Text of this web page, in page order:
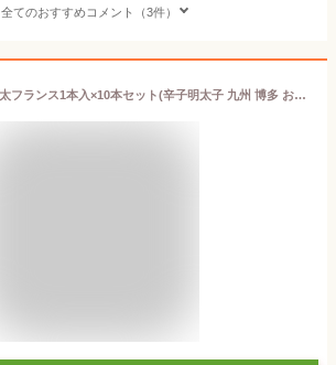
全てのおすすめコメント（3件）
やまや 冷凍明太フランス1本入×10本セット(辛子明太子 九州 博多 お取り寄せ 明太フランス パン)